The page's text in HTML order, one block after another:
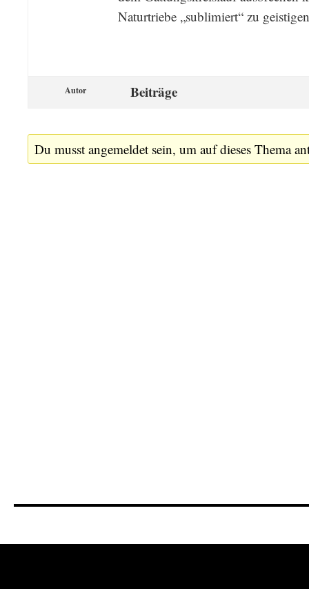
Naturtriebe „sublimiert“ zu
Autor Beiträge
Du musst angemeldet sein, um auf dieses Thema